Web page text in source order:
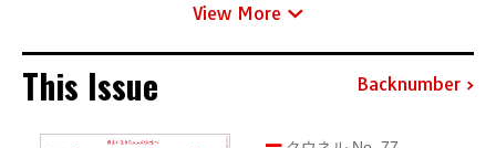
View More
This Issue Backnumber